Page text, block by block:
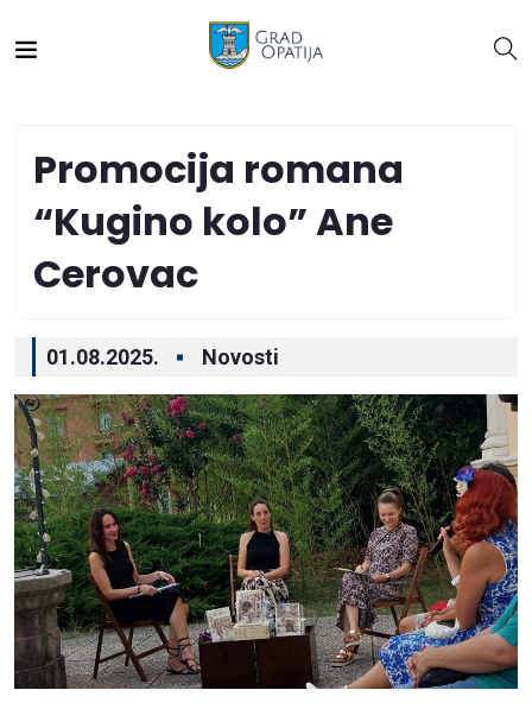
Promocija romana
“Kugino kolo” Ane
Cerovac
01.08.2025. Novosti